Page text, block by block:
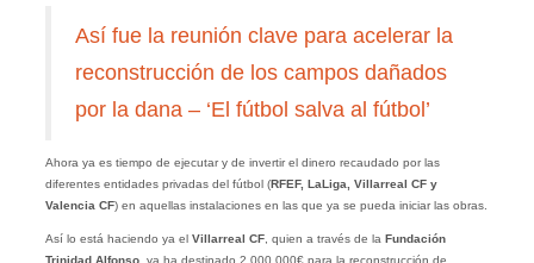
Así fue la reunión clave para acelerar la
reconstrucción de los campos dañados
por la dana – ‘El fútbol salva al fútbol’
Ahora ya es tiempo de ejecutar y de invertir el dinero recaudado por las
diferentes entidades privadas del fútbol (RFEF, LaLiga, Villarreal CF y
Valencia CF) en aquellas instalaciones en las que ya se pueda iniciar las obras.
Así lo está haciendo ya el Villarreal CF, quien a través de la Fundación
Trinidad Alfonso, ya ha destinado 2.000.000€ para la reconstrucción de